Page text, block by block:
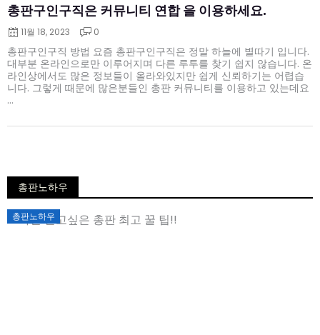
총판구인구직은 커뮤니티 연합 을 이용하세요.
11월 18, 2023 0
총판구인구직 방법 요즘 총판구인구직은 정말 하늘에 별따기 입니다.
대부분 온라인으로만 이루어지며 다른 루투를 찾기 쉽지 않습니다. 온
라인상에서도 많은 정보들이 올라와있지만 쉽게 신뢰하기는 어렵습
니다. 그렇게 때문에 많은분들인 총판 커뮤니티를 이용하고 있는데요
...
총판노하우
총판노하우
Posted
on